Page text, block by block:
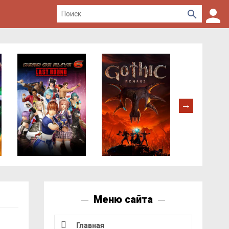
Меню сайта
Главная